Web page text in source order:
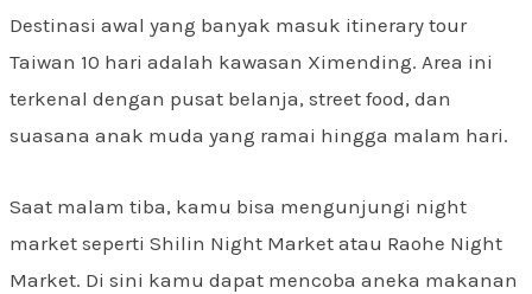
Destinasi awal yang banyak masuk itinerary tour
Taiwan 10 hari adalah kawasan Ximending. Area ini
terkenal dengan pusat belanja, street food, dan
suasana anak muda yang ramai hingga malam hari.
Saat malam tiba, kamu bisa mengunjungi night
market seperti Shilin Night Market atau Raohe Night
Market. Di sini kamu dapat mencoba aneka makanan